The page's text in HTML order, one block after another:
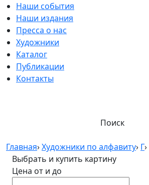
Наши события
Наши издания
Пресса о нас
Художники
Каталог
Публикации
Контакты
Поиск
Главная›Художники по алфавиту› Г›
Выбрать и купить картину
Цена от и до